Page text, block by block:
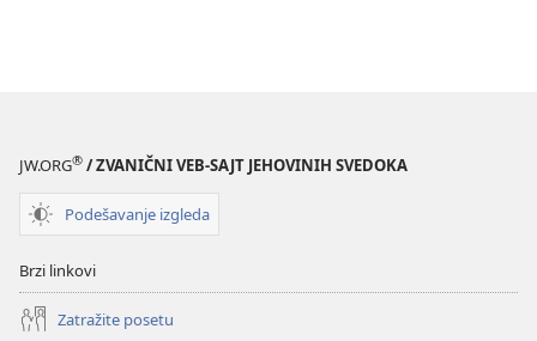
JW.ORG® / ZVANIČNI VEB-SAJT JEHOVINIH SVEDOKA
Podešavanje izgleda
Brzi linkovi
Zatražite posetu